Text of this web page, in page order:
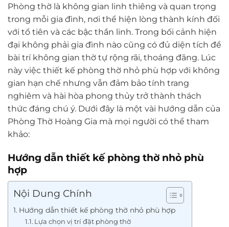
Phòng thờ là không gian linh thiêng và quan trọng
trong mỗi gia đình, nơi thể hiện lòng thành kính đối
với tổ tiên và các bậc thần linh. Trong bối cảnh hiện
đại không phải gia đình nào cũng có đủ diện tích để
bài trí không gian thờ tự rộng rãi, thoáng đãng. Lúc
này việc thiết kế phòng thờ nhỏ phù hợp với không
gian hạn chế nhưng vẫn đảm bảo tính trang
nghiêm và hài hòa phong thủy trở thành thách
thức đáng chú ý. Dưới đây là một vài hướng dẫn của
Phòng Thờ Hoàng Gia mà mọi người có thể tham
khảo:
Hướng dẫn thiết kế phòng thờ nhỏ phù
hợp
Nội Dung Chính
Hướng dẫn thiết kế phòng thờ nhỏ phù hợp
Lựa chọn vị trí đặt phòng thờ